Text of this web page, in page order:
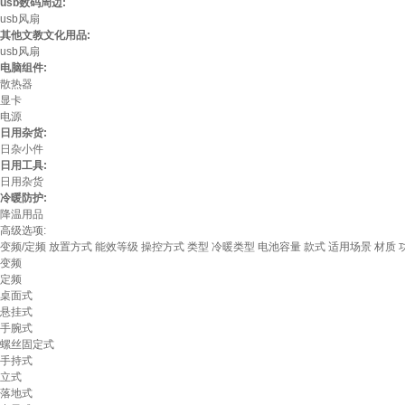
usb数码周边:
usb风扇
其他文教文化用品:
usb风扇
电脑组件:
散热器
显卡
电源
日用杂货:
日杂小件
日用工具:
日用杂货
冷暖防护:
降温用品
高级选项:
变频/定频 放置方式 能效等级 操控方式 类型 冷暖类型 电池容量 款式 适用场景 材质
变频
定频
桌面式
悬挂式
手腕式
螺丝固定式
手持式
立式
落地式